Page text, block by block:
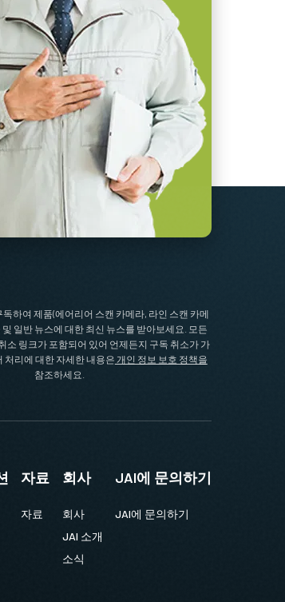
하여 제품(에어리어 스캔 카메라, 라인 스캔 카메
및 일반 뉴스에 대한 최신 뉴스를 받아보세요. 모든
소 링크가 포함되어 있어 언제든지 구독 취소가 가
처리에 대한 자세한 내용은 개인 정보 보호 정책을
참조하세요.
자료
자료
회사
회사
JAI 소개
소식
JAI에 문의하기
JAI에 문의하기